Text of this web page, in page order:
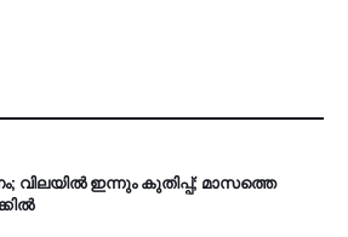
വിലയിൽ ഇന്നും കുതിപ്പ്; മാസത്തെ